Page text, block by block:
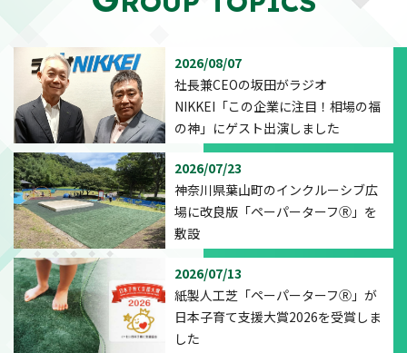
2026/08/07
社長兼CEOの坂田がラジオ
NIKKEI「この企業に注目！相場の福
の神」にゲスト出演しました
2026/07/23
神奈川県葉山町のインクルーシブ広
場に改良版「ペーパーターフⓇ」を
敷設
2026/07/13
紙製人工芝「ペーパーターフⓇ」が
日本子育て支援大賞2026を受賞しま
した